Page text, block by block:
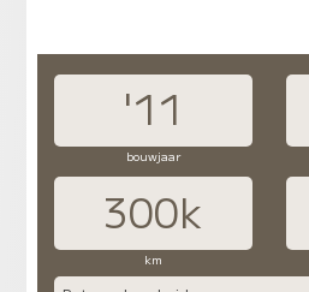
'11
bouwjaar
300k
km